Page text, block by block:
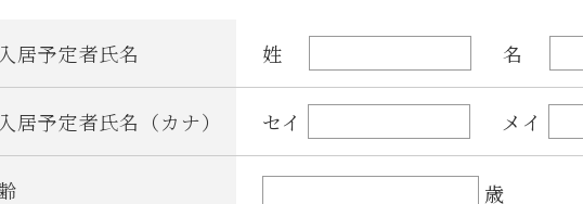
居予定者氏名 姓 名
居予定者氏名（カナ） セイ メイ
歳